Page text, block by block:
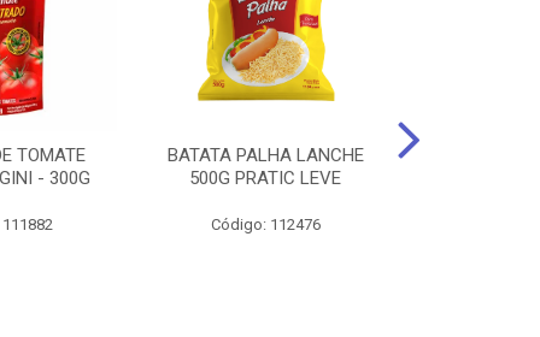
TOMATE
- 300G
BATATA PALHA LANCHE
500G PRATIC LEVE
Código: 112476